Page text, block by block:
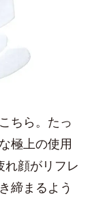
ちら。たっ
極上の使用
顔がリフレ
締まるよう